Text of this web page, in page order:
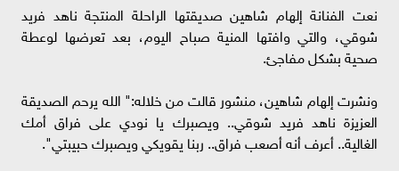
نعت الفنانة إلهام شاهين صديقتها الراحلة المنتجة ناهد فريد
شوقي، والتي وافتها المنية صباح اليوم، بعد تعرضها لوعطة
صحية بشكل مفاجئ.
ونشرت إلهام شاهين، منشور قالت من خلاله:" الله يرحم الصديقة
العزيزة ناهد فريد شوقي.. ويصبرك يا نودي على فراق أمك
الغالية.. أعرف أنه أصعب فراق.. ربنا يقويكي ويصبرك حبيبتي".